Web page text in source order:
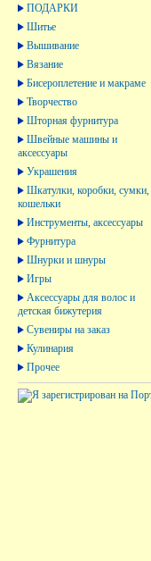
ПОДАРКИ
Шитье
Вышивание
Вязание
Бисероплетение и макраме
Творчество
Шторная фурнитура
Швейные машины и
аксессуары
Украшения
Шкатулки, коробки, сумки,
кошельки
Инструменты, аксессуары
Фурнитура
Шнурки и шнуры
Игры
Аксессуары для волос и
детская бижутерия
Сувениры на заказ
Кулинария
Прочее